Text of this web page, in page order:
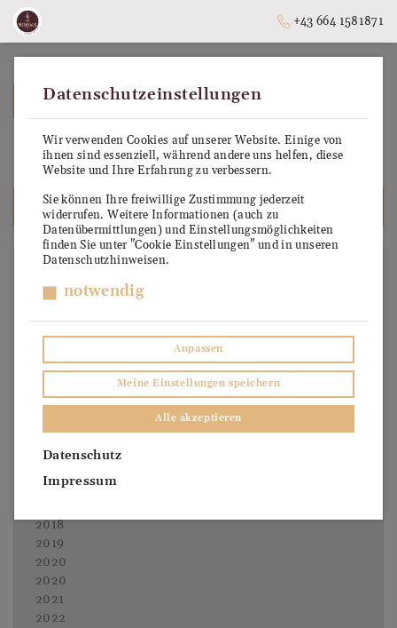
+43 664 1581871
ZURÜCK ZUR STARTSEITE
2017
ALLE PRODUKTE
JAHR
1998
2009
2010
2012
2013
2015
2015
2017
2018
2019
2020
2020
2021
2022
Datenschutzeinstellungen
Wir verwenden Cookies auf unserer Website. Einige von
ihnen sind essenziell, während andere uns helfen, diese
Website und Ihre Erfahrung zu verbessern.
Sie können Ihre freiwillige Zustimmung jederzeit
widerrufen. Weitere Informationen (auch zu
Datenübermittlungen) und Einstellungsmöglichkeiten
finden Sie unter "Cookie Einstellungen" und in unseren
Datenschutzhinweisen.
notwendig
Anpassen
Meine Einstellungen speichern
Alle akzeptieren
Datenschutz
Impressum